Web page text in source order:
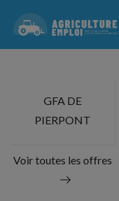
GFA DE
PIERPONT
Voir toutes les offres